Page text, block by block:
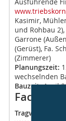
Ausführende
Kasimir,
und Rohbau 2),
Garrone
(Gerüst), Fa.
(Zimmerer)
Planungszeit:
wechselnden
Bauzeit:April